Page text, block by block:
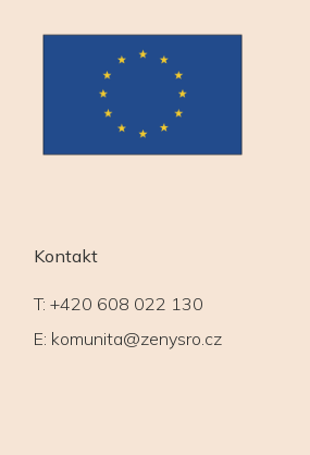
Kontakt
T: +420 608 022 130
E: komunita@zenysro.cz